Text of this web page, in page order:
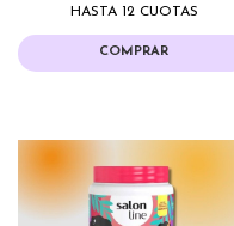
HASTA 12 CUOTAS
COMPRAR